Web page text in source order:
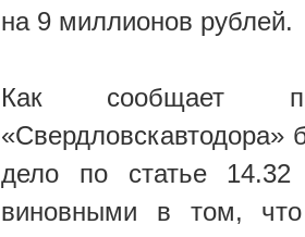
на 9 миллионов рублей.
Как сообщает
«Свердловскавтодора»
дело по статье
виновными в том,